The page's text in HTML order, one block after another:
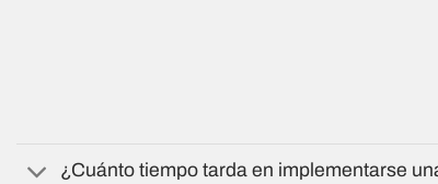
¿Cuánto tiempo tarda en implementarse